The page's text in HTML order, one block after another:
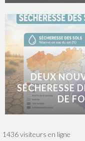
DEUX
SÉCHERESSE
DE
1436 visiteurs en ligne